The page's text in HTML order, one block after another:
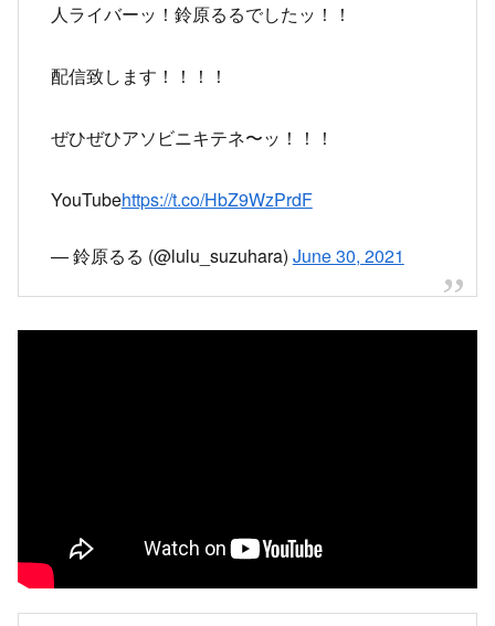
人ライバーッ！鈴原るるでしたッ！！
配信致します！！！！
ぜひぜひアソビニキテネ〜ッ！！！
YouTubehttps://t.co/HbZ9WzPrdF
— 鈴原るる (@lulu_suzuhara) June 30, 2021